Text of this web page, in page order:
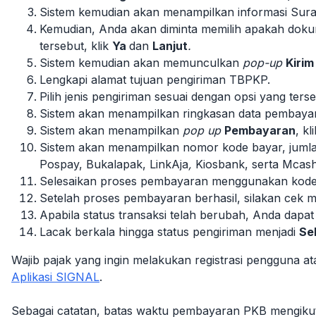
Sistem kemudian akan menampilkan informasi
Kemudian, Anda akan diminta memilih apakah
tersebut, klik Ya dan Lanjut.
Sistem kemudian akan memunculkan pop-up
Lengkapi alamat tujuan pengiriman TBPKP.
Pilih jenis pengiriman sesuai dengan opsi yang
Sistem akan menampilkan ringkasan data
Sistem akan menampilkan pop up Pembayaran,
Sistem akan menampilkan nomor kode bayar,
Pospay, Bukalapak, LinkAja, Kiosbank, serta
Selesaikan proses pembayaran menggunakan
Setelah proses pembayaran berhasil, silakan cek
Apabila status transaksi telah berubah, Anda
Lacak berkala hingga status pengiriman menjadi
Wajib pajak yang ingin melakukan registrasi pengguna
Aplikasi SIGNAL.
Sebagai catatan, batas waktu pembayaran PKB